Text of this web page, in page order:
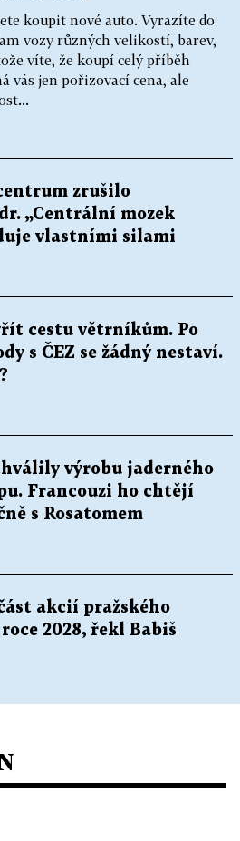
koupit nové auto. Vyrazíte do
vozy různých velikostí, barev,
víte, že koupí celý příběh
vás jen pořizovací cena, ale
zrušilo
„Centrální mozek
vlastními silami
cestu větrníkům. Po
s ČEZ se žádný nestaví.
výrobu jaderného
Francouzi ho chtějí
s Rosatomem
akcií pražského
2028, řekl Babiš